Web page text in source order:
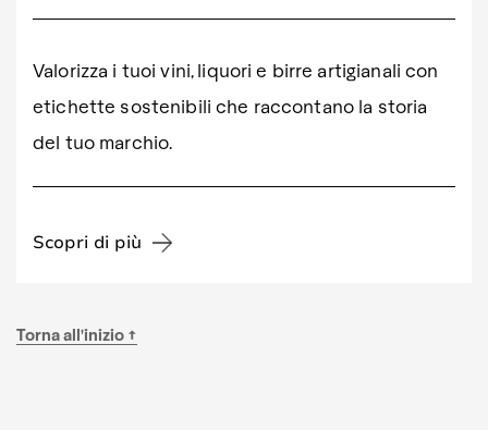
Valorizza i tuoi vini, liquori e birre artigianali con
etichette sostenibili che raccontano la storia
del tuo marchio.
Scopri di più
Torna all'inizio ↑